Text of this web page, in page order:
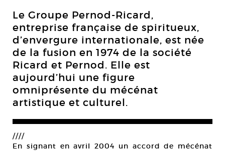
Le Groupe Pernod-Ricard,
entreprise française de spiritueux,
d’envergure internationale, est née
de la fusion en 1974 de la société
Ricard et Pernod. Elle est
aujourd’hui une figure
omniprésente du mécénat
artistique et culturel.
////
En signant en avril 2004 un accord de mécénat